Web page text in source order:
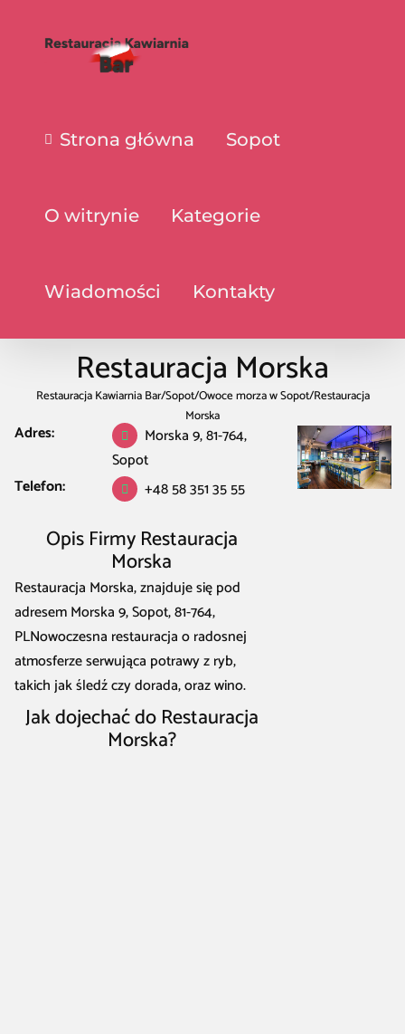
Strona główna Sopot
O witrynie Kategorie
Wiadomości Kontakty
Restauracja Morska
Restauracja Kawiarnia Bar/Sopot/Owoce morza w Sopot/Restauracja
Morska
Adres:
Morska 9, 81-764,
Sopot
Telefon:
+48 58 351 35 55
Opis Firmy Restauracja
Morska
Restauracja Morska, znajduje się pod
adresem Morska 9, Sopot, 81-764,
PLNowoczesna restauracja o radosnej
atmosferze serwująca potrawy z ryb,
takich jak śledź czy dorada, oraz wino.
Jak dojechać do Restauracja
Morska?